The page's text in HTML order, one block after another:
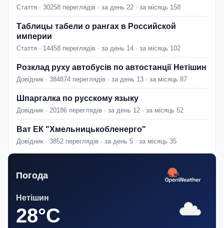
Стаття · 30258 переглядів · за день 22 · за місяць 158
Таблицы табели о рангах в Российской
империи
Стаття · 14458 переглядів · за день 14 · за місяць 102
Розклад руху автобусів по автостанції Нетішин
Довідник · 384874 переглядів · за день 13 · за місяць 87
Шпаргалка по русскому языку
Довідник · 20186 переглядів · за день 12 · за місяць 52
Ват ЕК "Хмельницькобленерго"
Довідник · 3852 переглядів · за день 5 · за місяць 35
Погода
Нетішин
28°C